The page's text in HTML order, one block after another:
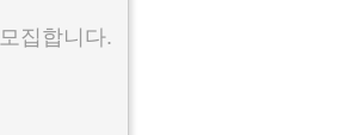
집합니다.